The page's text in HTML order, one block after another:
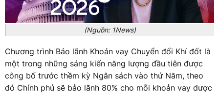
(Nguồn: 1News)
Chương trình Bảo lãnh Khoản vay Chuyển đổi Khí đốt là
một trong những sáng kiến năng lượng đầu tiên được
công bố trước thềm kỳ Ngân sách vào thứ Năm, theo
đó Chính phủ sẽ bảo lãnh 80% cho mỗi khoản vay được